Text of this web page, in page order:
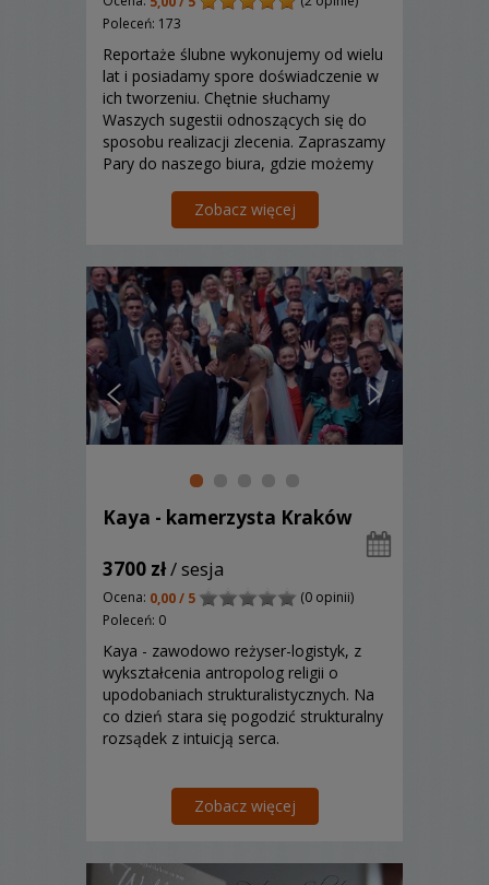
Poleceń: 173
Reportaże ślubne wykonujemy od wielu
lat i posiadamy spore doświadczenie w
ich tworzeniu. Chętnie słuchamy
Waszych sugestii odnoszących się do
sposobu realizacji zlecenia. Zapraszamy
Pary do naszego biura, gdzie możemy
Was przygotowane trzy oferty
wideofilmowania uroczystości.
Zobacz więcej
Kaya - kamerzysta Kraków
3700 zł/ sesja
Ocena: 0,00 / 5
(0 opinii)
Poleceń: 0
Kaya - zawodowo reżyser-logistyk, z
wykształcenia antropolog religii o
upodobaniach strukturalistycznych. Na
co dzień stara się pogodzić strukturalny
rozsądek z intuicją serca.
Zobacz więcej